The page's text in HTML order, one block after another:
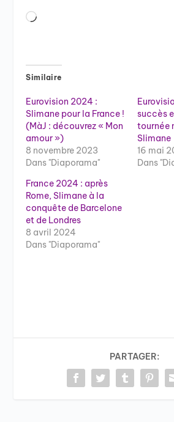
Chargement…
Similaire
Eurovision 2024 :
Slimane pour la France !
(MàJ : découvrez « Mon
amour »)
8 novembre 2023
Dans "Diaporama"
succès
tournée
Slimane
16 mai
Dans
France 2024 : après
Rome, Slimane à la
conquête de Barcelone
et de Londres
8 avril 2024
Dans "Diaporama"
PARTAGER: